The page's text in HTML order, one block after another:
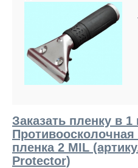
Заказать пленку в 1
пленка 2 MIL
Protector)